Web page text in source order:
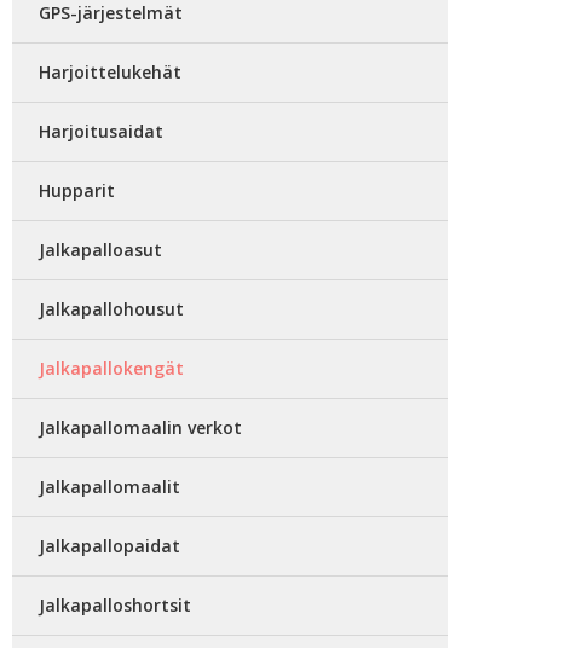
GPS-järjestelmät
Harjoittelukehät
Harjoitusaidat
Hupparit
Jalkapalloasut
Jalkapallohousut
Jalkapallokengät
Jalkapallomaalin verkot
Jalkapallomaalit
Jalkapallopaidat
Jalkapalloshortsit